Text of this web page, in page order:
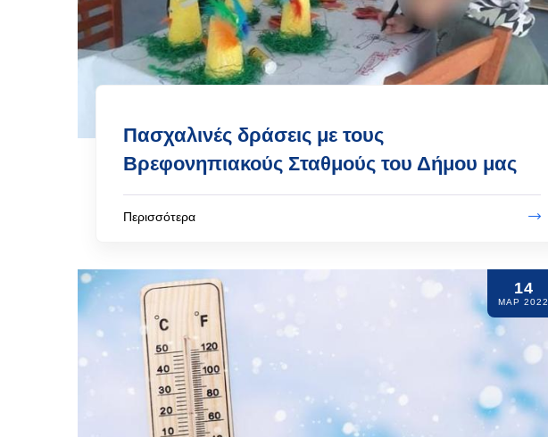
Πασχαλινές δράσεις με τους
Βρεφονηπιακούς Σταθμούς του Δήμου μας
Περισσότερα
14
ΜΑΡ 2022